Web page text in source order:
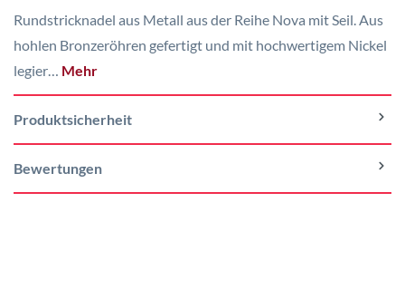
Rundstricknadel aus Metall aus der Reihe Nova mit Seil. Aus
hohlen Bronzeröhren gefertigt und mit hochwertigem Nickel
legier… Mehr
Produktsicherheit
Bewertungen